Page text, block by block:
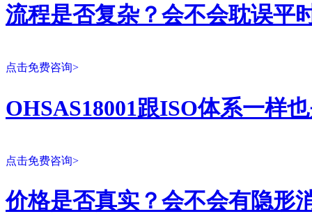
流程是否复杂？会不会耽误平
点击免费咨询>
OHSAS18001跟ISO体系一样
点击免费咨询>
价格是否真实？会不会有隐形